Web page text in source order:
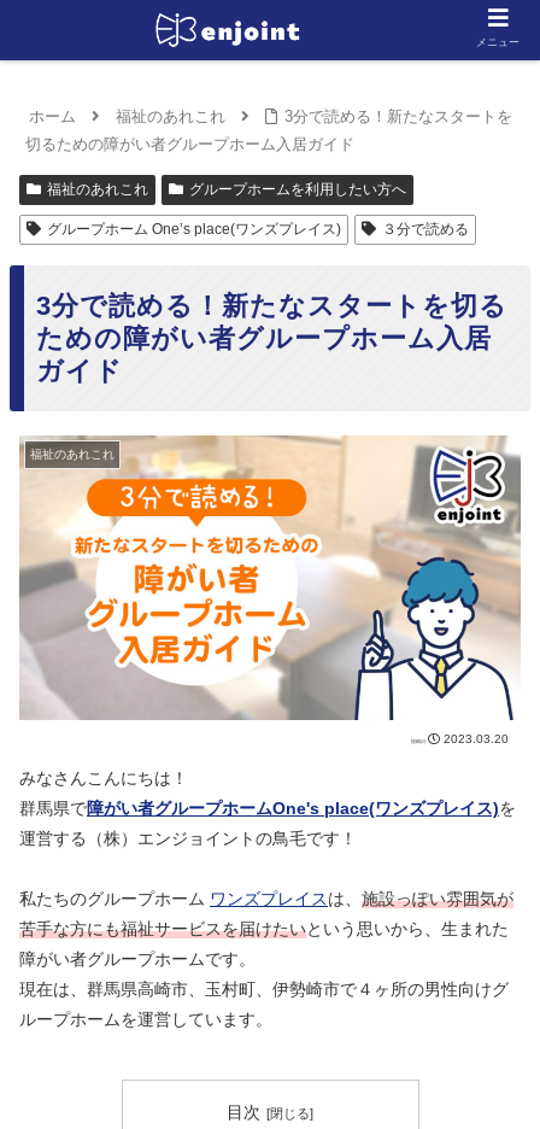
ホーム 福祉のあれこれ
3分で読める！新たなスタートを
切るための障がい者グループホーム入居ガイド
福祉のあれこれ グループホームを利用したい方へ
グループホーム One’s place(ワンズプレイス) ３分で読める
3分で読める！新たなスタートを切る
ための障がい者グループホーム入居
ガイド
福祉のあれこれ
2023.03.20
みなさんこんにちは！
群馬県で障がい者グループホームOne's place(ワンズプレイス)を
運営する（株）エンジョイントの鳥毛です！
私たちのグループホーム ワンズプレイスは、 施設っぽい雰囲気が
苦手な方にも福祉サービスを届けたいという思いから、生まれた
障がい者グループホームです。
現在は、群馬県高崎市、玉村町、伊勢崎市で４ヶ所の男性向けグ
ループホームを運営しています。
目次
メニュー